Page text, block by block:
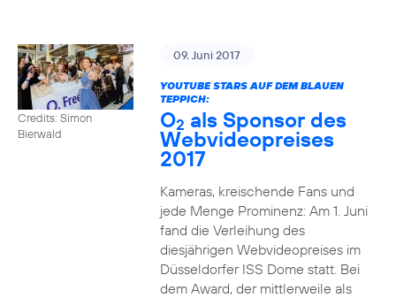
Credits: Simon
Bierwald
09. Juni 2017
YOUTUBE STARS AUF DEM BLAUEN
TEPPICH:
O2 als Sponsor des
Webvideopreises
2017
Kameras, kreischende Fans und
jede Menge Prominenz: Am 1. Juni
fand die Verleihung des
diesjährigen Webvideopreises im
Düsseldorfer ISS Dome statt. Bei
dem Award, der mittlerweile als